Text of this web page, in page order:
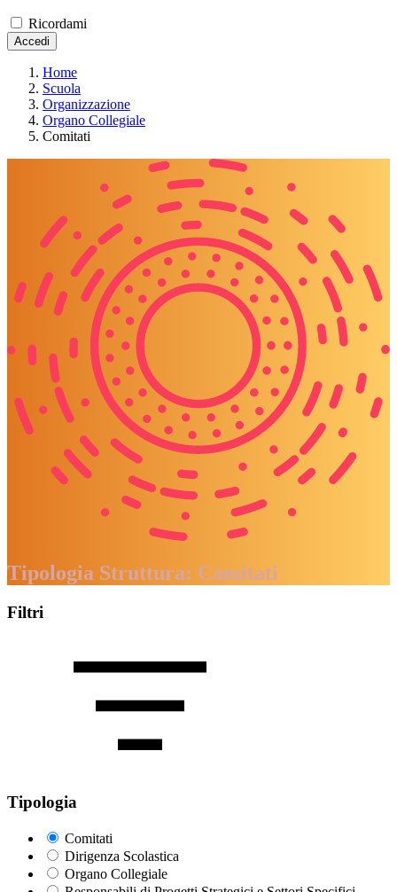
Ricordami
Accedi
Home
Scuola
Organizzazione
Organo Collegiale
Comitati
Tipologia Struttura: Comitati
Filtri
Tipologia
Comitati
Dirigenza Scolastica
Organo Collegiale